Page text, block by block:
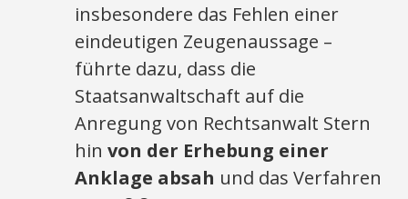
insbesondere das Fehlen einer
eindeutigen Zeugenaussage –
führte dazu, dass die
Staatsanwaltschaft auf die
Anregung von Rechtsanwalt Stern
hinvon der Erhebung einer
Anklage absah und das Verfahren